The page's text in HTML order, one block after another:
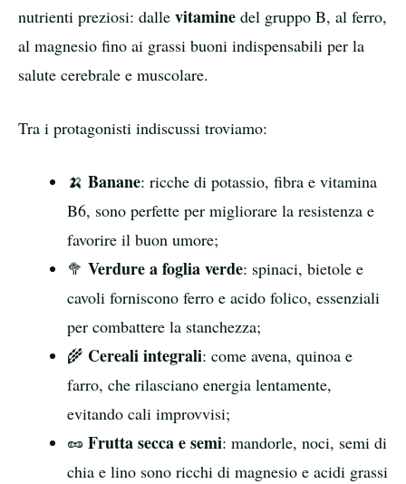
nutrienti preziosi: dalle vitamine del gruppo B, al ferro,
al magnesio fino ai grassi buoni indispensabili per la
salute cerebrale e muscolare.
Tra i protagonisti indiscussi troviamo:
🍌 Banane: ricche di potassio, fibra e vitamina
B6, sono perfette per migliorare la resistenza e
favorire il buon umore;
🥦 Verdure a foglia verde: spinaci, bietole e
cavoli forniscono ferro e acido folico, essenziali
per combattere la stanchezza;
🌾 Cereali integrali: come avena, quinoa e
farro, che rilasciano energia lentamente,
evitando cali improvvisi;
🥜 Frutta secca e semi: mandorle, noci, semi di
chia e lino sono ricchi di magnesio e acidi grassi